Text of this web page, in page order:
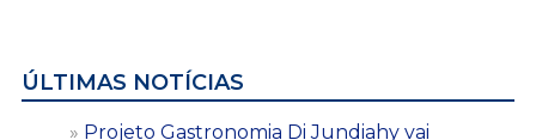
ÚLTIMAS NOTÍCIAS
Projeto Gastronomia Di Jundiahy vai